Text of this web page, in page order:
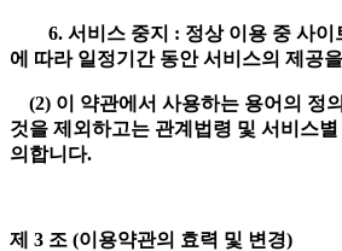
6. 서비스 중지 : 정상 이용 중 사이
에 따라 일정기간 동안 서비스의 제공
(2) 이 약관에서 사용하는 용어의 정
것을 제외하고는 관계법령 및 서비스별
의합니다.
제 3 조 (이용약관의 효력 및 변경)